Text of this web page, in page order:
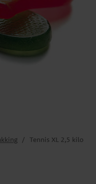
Tennis XL 2,5 kilo